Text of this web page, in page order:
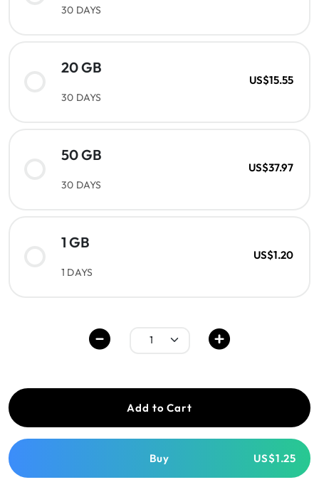
30 DAYS
20 GB
30 DAYS
US$15.55
50 GB
30 DAYS
US$37.97
1 GB
1 DAYS
US$1.20
Add to Cart
Buy US$1.25